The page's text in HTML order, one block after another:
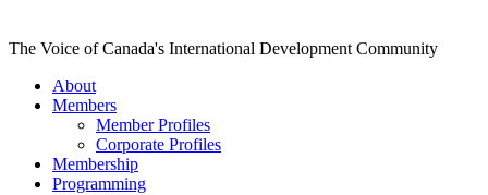
The Voice of Canada's International Development Community
About
Members
Member Profiles
Corporate Profiles
Membership
Programming